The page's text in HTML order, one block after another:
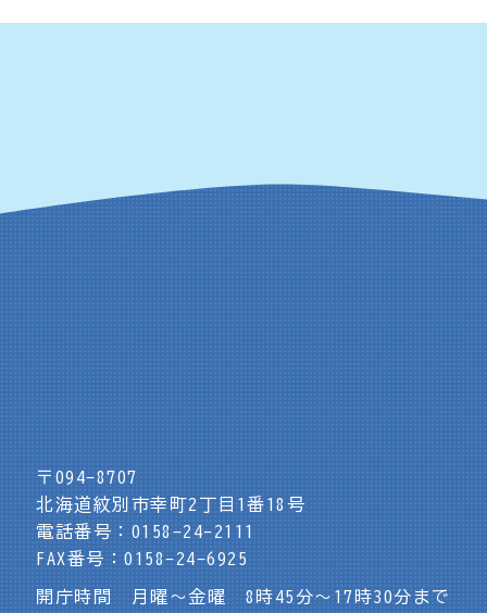
〒094-8707
北海道紋別市幸町2丁目1番18号
電話番号：0158-24-2111
FAX番号：0158-24-6925
開庁時間 月曜～金曜 8時45分～17時30分まで